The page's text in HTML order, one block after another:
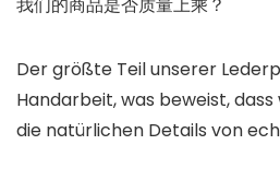
我们的商品是否质量上乘？
Der größte Teil unserer
Handarbeit, was beweist,
die natürlichen Details von